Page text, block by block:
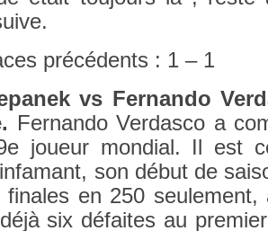
précédents : 1 – 1
vs Fer­nando
Fer­nando Ver­dasco a
joueur mon­di­al. Il est
son début de
fin­ales en 250
six défaites au